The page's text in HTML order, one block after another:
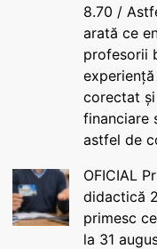
8.70 /
arată ce
profesorii
corectat
financiare
astfel de
OFICIAL
didactică
primesc
la 31